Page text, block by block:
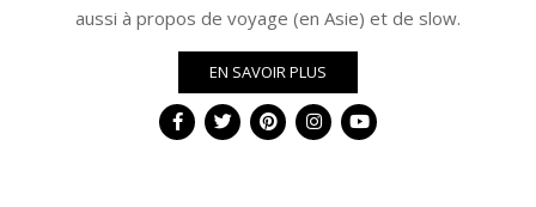
aussi à propos de voyage (en Asie) et de slow.
EN SAVOIR PLUS